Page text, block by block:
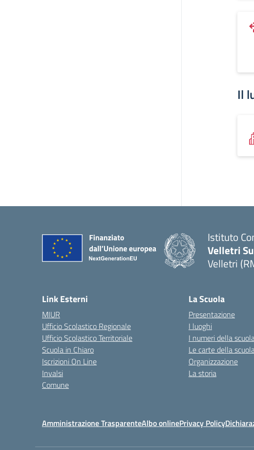
Il
Istituto
Velletri
Velletri
Link Esterni
MIUR
Ufficio Scolastico Regionale
Ufficio Scolastico Territoriale
Scuola in Chiaro
Iscrizioni On Line
Invalsi
Comune
La Scuola
Presentazione
I luoghi
I numeri della
Le carte della
Organizzazione
La storia
Amministrazione TrasparenteAlbo onlinePrivacy Policy